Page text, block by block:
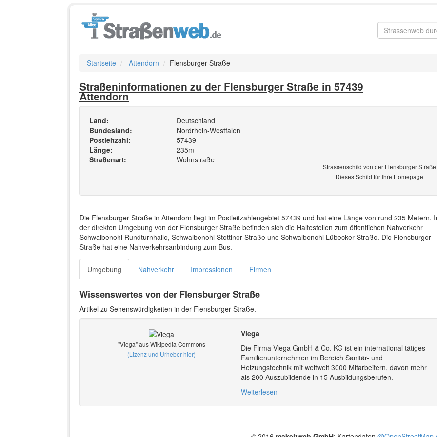
Startseite Attendorn Flensburger Straße
Straßeninformationen zu der Flensburger Straße in 57439
Attendorn
Strassenschild von der Flensburger Straße
Dieses Schild für Ihre Homepage
Land:
Deutschland
Bundesland:
Nordrhein-Westfalen
Postleitzahl:
57439
Länge:
235m
Straßenart:
Wohnstraße
Die Flensburger Straße in Attendorn liegt im Postleitzahlengebiet 57439 und hat eine Länge von rund 235 Metern.
der direkten Umgebung von der Flensburger Straße befinden sich die Haltestellen zum öffentlichen Nahverkehr
Schwalbenohl Rundturnhalle, Schwalbenohl Stettiner Straße und Schwalbenohl Lübecker Straße. Die Flensburger
Straße hat eine Nahverkehrsanbindung zum Bus.
Umgebung Nahverkehr Impressionen Firmen
Wissenswertes von der Flensburger Straße
Artikel zu Sehenswürdigkeiten in der Flensburger Straße.
"Viega" aus Wikipedia Commons
(Lizenz und Urheber hier)
Viega
Die Firma Viega GmbH & Co. KG ist ein international tätiges
Familienunternehmen im Bereich Sanitär- und
Heizungstechnik mit weltweit 3000 Mitarbeitern, davon mehr
als 200 Auszubildende in 15 Ausbildungsberufen.
Weiterlesen